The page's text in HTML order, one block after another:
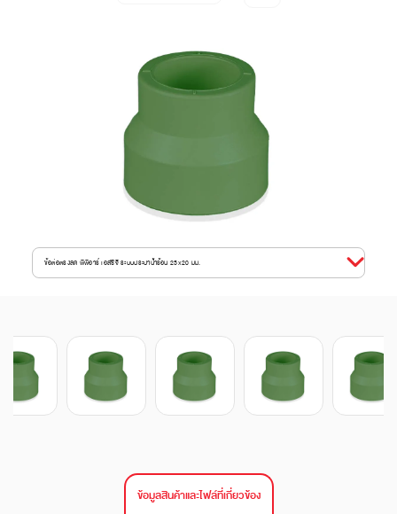
ข้อต่อตรงลด พีพีอาร์ เอสซีจี ระบบประปาน้ำร้อน 25x20 มม.
ข้อมูลสินค้าและไฟล์ที่เกี่ยวข้อง